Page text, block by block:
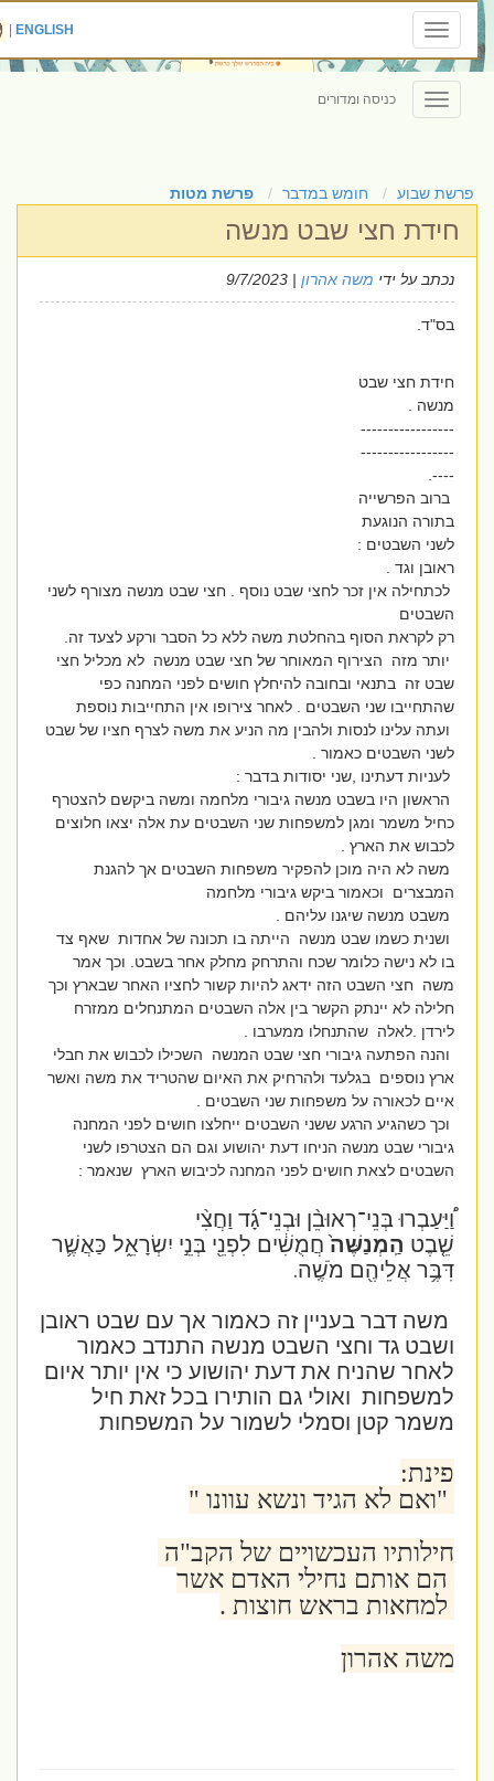
Toggle
navigation
ENGLISH
|
Toggle
navigation
כניסה ומדורים
פרשת שבוע חומש במדבר פרשת מטות
חידת חצי שבט מנשה
נכתב על ידימשה אהרון| 9/7/2023
בס"ד.
חידת חצי שבט
מנשה .
-----------------
-----------------
----.
ברוב הפרשייה
בתורה הנוגעת
לשני השבטים :
ראובן וגד .
לכתחילה אין זכר לחצי שבט נוסף . חצי שבט מנשה מצורף לשני
השבטים
רק לקראת הסוף בהחלטת משה ללא כל הסבר ורקע לצעד זה.
יותר מזה הצירוף המאוחר של חצי שבט מנשה לא מכליל חצי
שבט זה בתנאי ובחובה להיחלץ חושים לפני המחנה כפי
שהתחייבו שני השבטים . לאחר צירופו אין התחייבות נוספת
ועתה עלינו לנסות ולהבין מה הניע את משה לצרף חציו של שבט
לשני השבטים כאמור .
לעניות דעתינו ,שני יסודות בדבר :
הראשון היו בשבט מנשה גיבורי מלחמה ומשה ביקשם להצטרף
כחיל משמר ומגן למשפחות שני השבטים עת אלה יצאו חלוצים
לכבוש את הארץ .
משה לא היה מוכן להפקיר משפחות השבטים אך להגנת
המבצרים וכאמור ביקש גיבורי מלחמה
משבט מנשה שיגנו עליהם .
ושנית כשמו שבט מנשה הייתה בו תכונה של אחדות שאף צד
בו לא נישה כלומר שכח והתרחק מחלק אחר בשבט. וכך אמר
משה חצי השבט הזה ידאג להיות קשור לחציו האחר שבארץ וכך
חלילה לא יינתק הקשר בין אלה השבטים המתנחלים ממזרח
לירדן .לאלה שהתנחלו ממערבו .
והנה הפתעה גיבורי חצי שבט המנשה השכילו לכבוש את חבלי
ארץ נוספים בגלעד ולהרחיק את האיום שהטריד את משה ואשר
איים לכאורה על משפחות שני השבטים .
וכך כשהגיע הרגע ששני השבטים ייחלצו חושים לפני המחנה
גיבורי שבט מנשה הניחו דעת יהושוע וגם הם הצטרפו לשני
השבטים לצאת חושים לפני המחנה לכיבוש הארץ שנאמר :
וַ֠יַּעַבְרוּ בְּנֵי־רְאוּבֵ֨ן וּבְנֵי־גָ֜ד וַחֲצִ֨י
שֵׁ֤בֶטהַֽמְנַשֶּׁה֙חֲמֻשִׁ֔ים לִפְנֵ֖י בְּנֵ֣י יִשְׂרָאֵ֑ל כַּאֲשֶׁ֛ר
דִּבֶּ֥ר אֲלֵיהֶ֖ם מֹשֶֽׁה.
משה דבר בעניין זה כאמור אך עם שבט ראובן
ושבט גד וחצי השבט מנשה התנדב כאמור
לאחר שהניח את דעת יהושוע כי אין יותר איום
למשפחות ואולי גם הותירו בכל זאת חיל
משמר קטן וסמלי לשמור על המשפחות
פינת:
"ואם לא הגיד ונשא עוונו "
חילותיו העכשויים של הקב"ה
הם אותם נחילי האדם אשר
למחאות בראש חוצות .
משה אהרון